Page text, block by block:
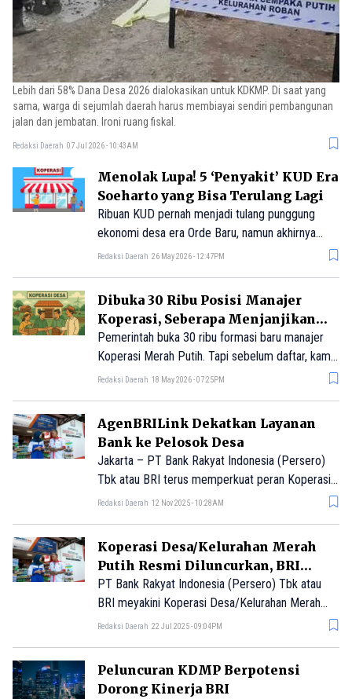
Lebih dari 58% Dana Desa 2026 dialokasikan untuk KDKMP. Di saat yang
sama, warga di sejumlah daerah harus membiayai sendiri pembangunan
jalan dan jembatan. Ironi ruang fiskal.
Redaksi Daerah 07 Jul 2026 - 10:43AM
Menolak Lupa! 5 ‘Penyakit’ KUD Era
Soeharto yang Bisa Terulang Lagi
Ribuan KUD pernah menjadi tulang punggung
ekonomi desa era Orde Baru, namun akhirnya
runtuh akibat korupsi, utang, dan ketergantungan
Redaksi Daerah 26 May 2026 - 12:47PM
Dibuka 30 Ribu Posisi Manajer
Koperasi, Seberapa Menjanjikan
Kariernya?
Pemerintah buka 30 ribu formasi baru manajer
Koperasi Merah Putih. Tapi sebelum daftar, kamu
perlu jawab : ini peluang emas untuk karier atau
Redaksi Daerah 18 May 2026 - 07:25PM
AgenBRILink Dekatkan Layanan
Bank ke Pelosok Desa
Jakarta – PT Bank Rakyat Indonesia (Persero)
Tbk atau BRI terus memperkuat peran Koperasi
Desa/Kelurahan Merah Putih (KDKMP) sebagai
Redaksi Daerah 12 Nov 2025 - 10:28AM
Koperasi Desa/Kelurahan Merah
Putih Resmi Diluncurkan, BRI
Sambut Positif
PT Bank Rakyat Indonesia (Persero) Tbk atau
BRI meyakini Koperasi Desa/Kelurahan Merah
Putih (KDMP) memiliki potensi besar sebagai
Redaksi Daerah 22 Jul 2025 - 09:04PM
Peluncuran KDMP Berpotensi
Dorong Kinerja BRI